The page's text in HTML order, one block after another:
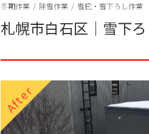
冬期作業 / 除雪作業 / 雪庇・雪下ろし作業
札幌市白石区｜雪下
After